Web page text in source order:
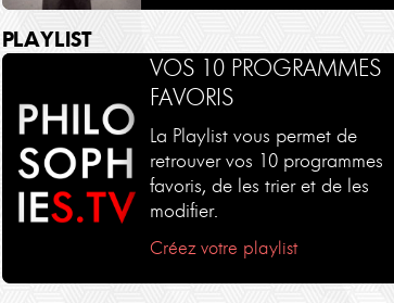
PLAYLIST
VOS 10 PROGRAMMES
FAVORIS
La Playlist vous permet de
retrouver vos 10 programmes
favoris, de les trier et de les
modifier.
Créez votre playlist